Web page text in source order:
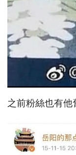
之前粉絲也有他